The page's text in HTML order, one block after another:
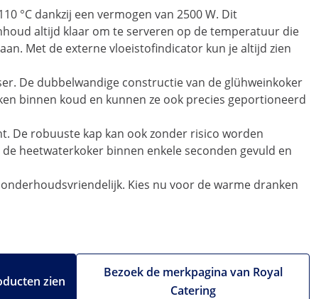
°C dankzij een vermogen van 2500 W. Dit
altijd klaar om te serveren op de temperatuur die
Met de externe vloeistofindicator kun je altijd zien
De dubbelwandige constructie van de glühweinkoker
binnen koud en kunnen ze ook precies geportioneerd
De robuuste kap kan ook zonder risico worden
heetwaterkoker binnen enkele seconden gevuld en
Kies nu voor de warme dranken
Bezoek de merkpagina van Royal
Catering
zien